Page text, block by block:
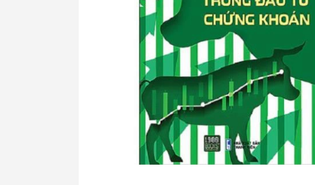
Sách Ehon &
Thiếu Nhi
Tô Màu - Luyện
Kiến Thức Bách
Trẻ
Đạo Đức - Kỹ
Xem thêm